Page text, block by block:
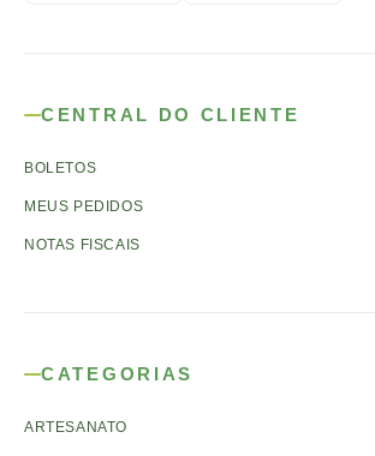
CENTRAL DO CLIENTE
BOLETOS
MEUS PEDIDOS
NOTAS FISCAIS
CATEGORIAS
ARTESANATO